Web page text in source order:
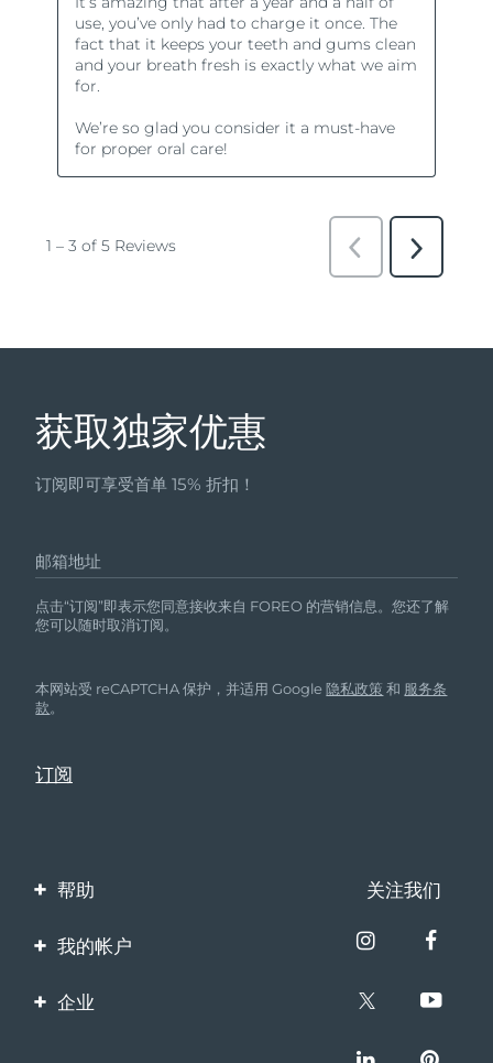
获取独家优惠
订阅即可享受首单 15% 折扣！
邮箱地址
点击“订阅”即表示您同意接收来自 FOREO 的营销信息。您还了解
您可以随时取消订阅。
本网站受 reCAPTCHA 保护，并适用 Google隐私政策 和 服务条
款。
帮助
联系我们
关注我们
我的帐户
产品注册
企业